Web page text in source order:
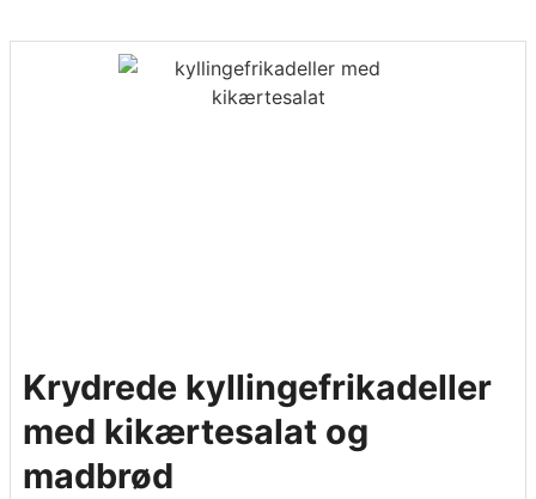
Krydrede kyllingefrikadeller
med kikærtesalat og
madbrød